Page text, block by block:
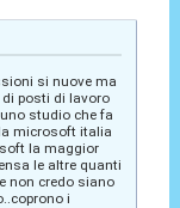
si nuove ma
posti di lavoro
studio che fa
microsoft italia
la maggior
le altre quanti
non credo siano
i